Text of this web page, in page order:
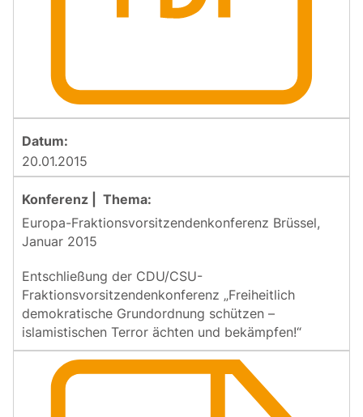
20.01.2015
Europa-Fraktionsvorsitzendenkonferenz Brüssel,
Januar 2015
Entschließung der CDU/CSU-
Fraktionsvorsitzendenkonferenz „Freiheitlich
demokratische Grundordnung schützen –
islamistischen Terror ächten und bekämpfen!“